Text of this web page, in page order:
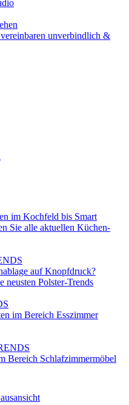
unverbindlich &
im Kochfeld bis Smart
Sie alle aktuellen Küchen-
auf Knopfdruck?
neusten Polster-Trends
im Bereich Esszimmer
Bereich Schlafzimmermöbel